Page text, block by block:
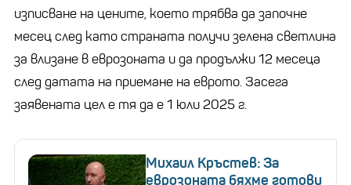
изписване на цените, което трябва да започне
месец след като страната получи зелена светлина
за влизане в еврозоната и да продължи 12 месеца
след датата на приемане на еврото. Засега
заявената цел е тя да е 1 юли 2025 г.
Михаил Кръстев: За
еврозоната бяхме готови